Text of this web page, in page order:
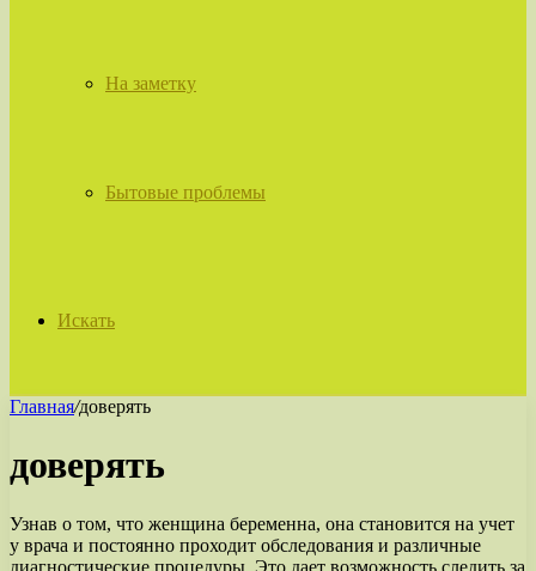
На заметку
Бытовые проблемы
Искать
Главная/доверять
доверять
Узнав о том, что женщина беременна, она становится на учет
у врача и постоянно проходит обследования и различные
диагностические процедуры. Это дает возможность следить за